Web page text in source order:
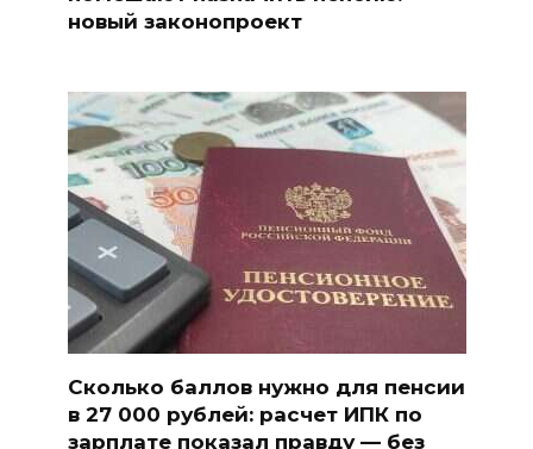
новый законопроект
Сколько баллов нужно для пенсии
в 27 000 рублей: расчет ИПК по
зарплате показал правду — без